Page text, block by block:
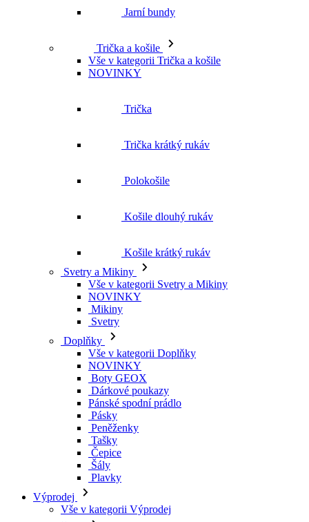
Jarní bundy
Trička a košile
Vše v kategorii Trička a košile
NOVINKY
Trička
Trička krátký rukáv
Polokošile
Košile dlouhý rukáv
Košile krátký rukáv
Svetry a Mikiny
Vše v kategorii Svetry a Mikiny
NOVINKY
Mikiny
Svetry
Doplňky
Vše v kategorii Doplňky
NOVINKY
Boty GEOX
Dárkové poukazy
Pánské spodní prádlo
Pásky
Peněženky
Tašky
Čepice
Šály
Plavky
Výprodej
Vše v kategorii Výprodej